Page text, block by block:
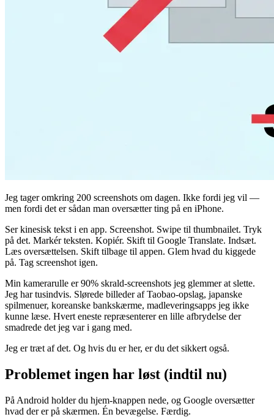
Jeg tager omkring 200 screenshots om dagen. Ikke fordi jeg vil —
men fordi det er sådan man oversætter ting på en iPhone.
Ser kinesisk tekst i en app. Screenshot. Swipe til thumbnailet. Tryk
på det. Markér teksten. Kopiér. Skift til Google Translate. Indsæt.
Læs oversættelsen. Skift tilbage til appen. Glem hvad du kiggede
på. Tag screenshot igen.
Min kamerarulle er 90% skrald-screenshots jeg glemmer at slette.
Jeg har tusindvis. Slørede billeder af Taobao-opslag, japanske
spilmenuer, koreanske bankskærme, madleveringsapps jeg ikke
kunne læse. Hvert eneste repræsenterer en lille afbrydelse der
smadrede det jeg var i gang med.
Jeg er træt af det. Og hvis du er her, er du det sikkert også.
Problemet ingen har løst (indtil nu)
På Android holder du hjem-knappen nede, og Google oversætter
hvad der er på skærmen. Én bevægelse. Færdig.